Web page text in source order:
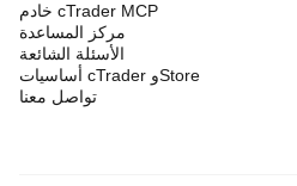
خادم cTrader MCP
مركز المساعدة
الأسئلة الشائعة
أساسيات cTrader وStore
تواصل معنا